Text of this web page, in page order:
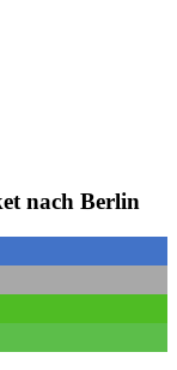
nach Berlin